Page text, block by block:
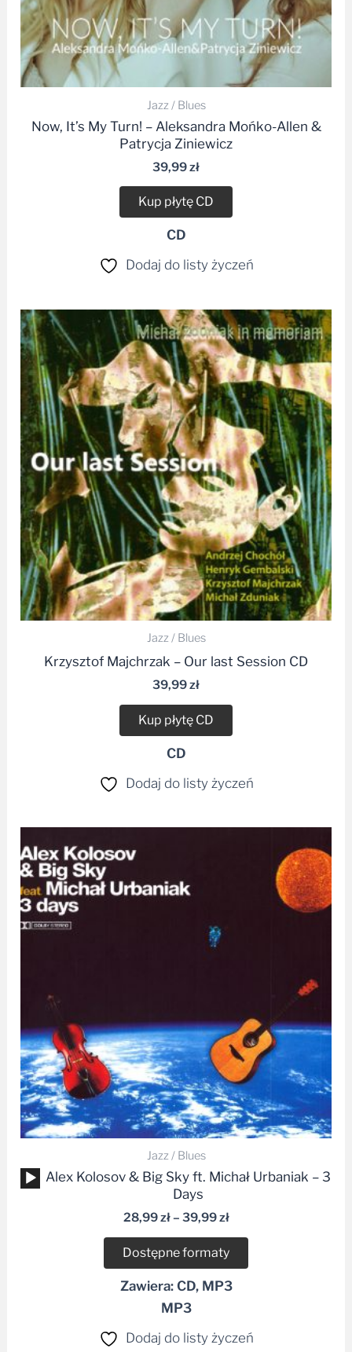
Jazz / Blues
Now, It’s My Turn! – Aleksandra Mońko-Allen &
Patrycja Ziniewicz
39,99zł
Kup płytę CD
CD
Dodaj do listy życzeń
Jazz / Blues
Krzysztof Majchrzak – Our last Session CD
39,99zł
Kup płytę CD
CD
Dodaj do listy życzeń
Jazz / Blues
Odtwarzacz
plików
dźwiękowych
Alex Kolosov & Big Sky ft. Michał Urbaniak – 3
Days
28,99zł– 39,99zł
28,99 zł
Dostępne formaty
Zawiera: CD, MP3
MP3
Dodaj do listy życzeń